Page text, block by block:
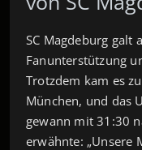
SC Magdeburg galt
Fanunterstützung
Trotzdem kam es
München, und das
gewann mit 31:30
erwähnte: „Unsere